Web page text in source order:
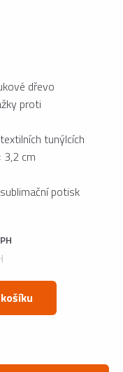
dřevo
proti
tunýlcích
cm
potisk